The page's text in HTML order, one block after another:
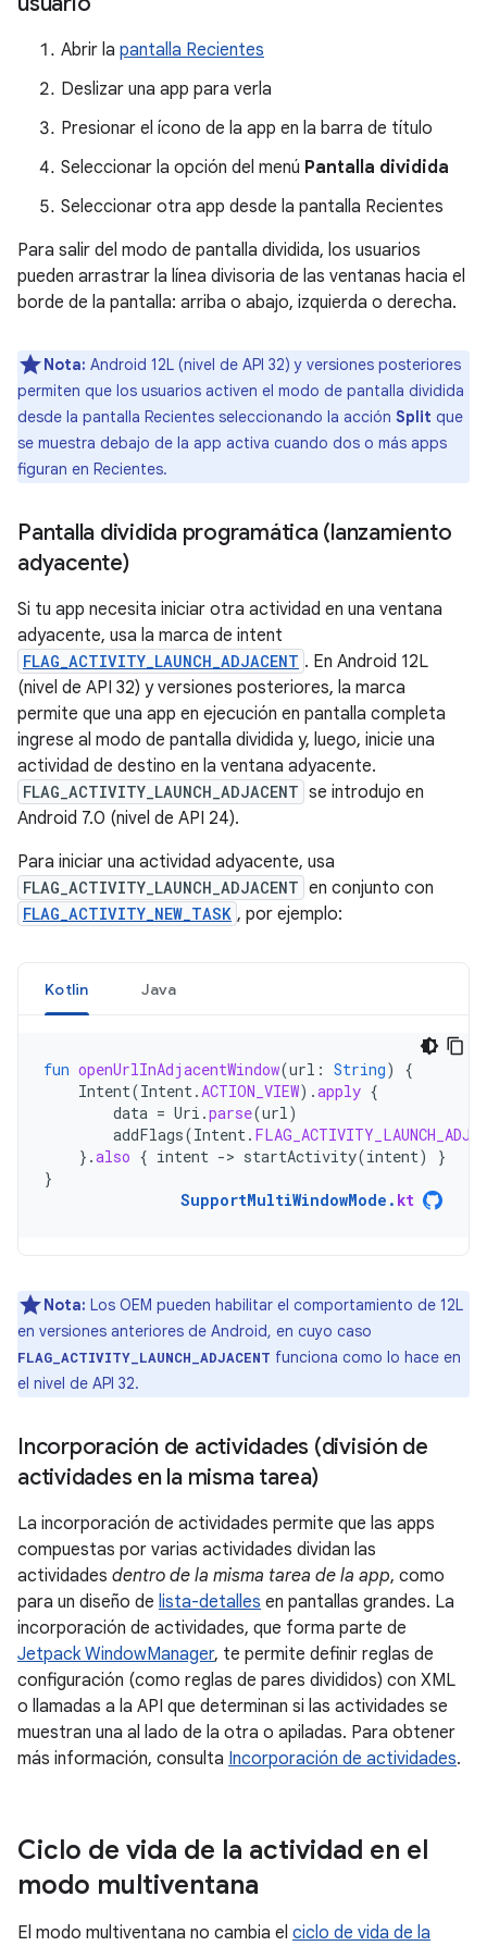
Abrir la pantalla Recientes
Deslizar una app para verla
Presionar el ícono de la app en la barra de título
Seleccionar la opción del menú Pantalla dividida
Seleccionar otra app desde la pantalla Recientes
Para salir del modo de pantalla dividida, los usuarios
pueden arrastrar la línea divisoria de las ventanas hacia el
borde de la pantalla: arriba o abajo, izquierda o derecha.
Nota: Android 12L (nivel de API 32) y versiones posteriores
permiten que los usuarios activen el modo de pantalla dividida
desde la pantalla Recientes seleccionando la acción Split que
se muestra debajo de la app activa cuando dos o más apps
figuran en Recientes.
Pantalla dividida programática (lanzamiento
adyacente)
Si tu app necesita iniciar otra actividad en una ventana
adyacente, usa la marca de intent
FLAG_ACTIVITY_LAUNCH_ADJACENT . En Android 12L
(nivel de API 32) y versiones posteriores, la marca
permite que una app en ejecución en pantalla completa
ingrese al modo de pantalla dividida y, luego, inicie una
actividad de destino en la ventana adyacente.
FLAG_ACTIVITY_LAUNCH_ADJACENT se introdujo en
Android 7.0 (nivel de API 24).
Para iniciar una actividad adyacente, usa
FLAG_ACTIVITY_LAUNCH_ADJACENT en conjunto con
FLAG_ACTIVITY_NEW_TASK , por ejemplo:
Kotlin Java
fun openUrlInAdjacentWindow(url : String)
{
Intent(Intent.ACTION_VIEW).apply {
data = Uri .parse(url)
addFlags(Intent.
}.also { intent -> startActivity(intent)
}
}
SupportMultiWindowMode . kt
Nota: Los OEM pueden habilitar el comportamiento de 12L
en versiones anteriores de Android, en cuyo caso
FLAG_ACTIVITY_LAUNCH_ADJACENT funciona como lo hace en
el nivel de API 32.
Incorporación de actividades (división de
actividades en la misma tarea)
La incorporación de actividades permite que las apps
compuestas por varias actividades dividan las
actividades dentro de la misma tarea de la app, como
para un diseño de lista-detalles en pantallas grandes. La
incorporación de actividades, que forma parte de
Jetpack WindowManager, te permite definir reglas de
configuración (como reglas de pares divididos) con XML
o llamadas a la API que determinan si las actividades se
muestran una al lado de la otra o apiladas. Para obtener
más información, consulta Incorporación de actividades.
Ciclo de vida de la actividad en el
modo multiventana
El modo multiventana no cambia el ciclo de vida de la